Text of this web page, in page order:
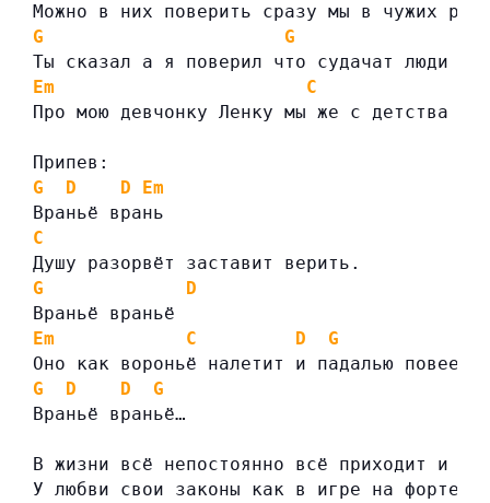
Можно в них поверить сразу мы в чужих
G
G
Ты сказал а я поверил что судачат люди
Em
C
Про мою девчонку Ленку мы же с детства не
Припев:
G
D D
Em
Враньё врань
C
Душу разорвёт заставит верить.
G
D
Враньё враньё
Em
C D
G
Оно как вороньё налетит и падалью повеет.
G
D D
G
Враньё враньё…
В жизни всё непостоянно всё приходит и
У любви свои законы как в игре на